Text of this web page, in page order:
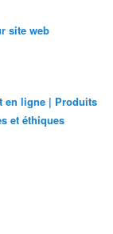
site web
en ligne | Produits
et éthiques